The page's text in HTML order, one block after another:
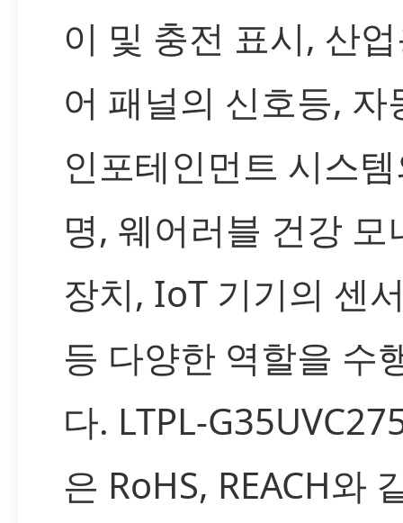
이 및 충전 표시, 산
어 패널의 신호등, 자
인포테인먼트 시스
명, 웨어러블 건강 모
장치, IoT 기기의 센
등 다양한 역할을 수
다. LTPL-
은 RoHS, REACH와